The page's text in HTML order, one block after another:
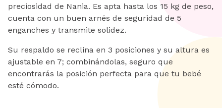
preciosidad de Nania. Es apta hasta los 15 kg de peso,
cuenta con un buen arnés de seguridad de 5
enganches y transmite solidez.
Su respaldo se reclina en 3 posiciones y su altura es
ajustable en 7; combinándolas, seguro que
encontrarás la posición perfecta para que tu bebé
esté cómodo.